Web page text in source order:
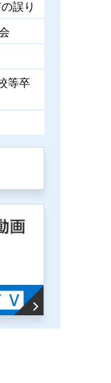
誤り
等卒